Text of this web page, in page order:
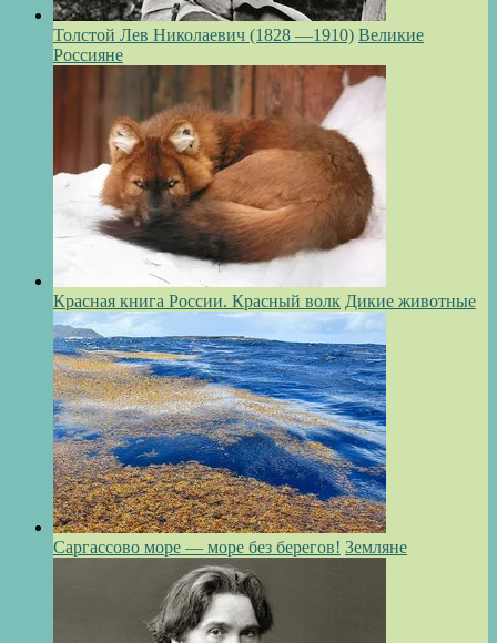
Толстой Лев Николаевич (1828 —1910) Великие
Россияне
Красная книга России. Красный волк Дикие животные
Саргассово море — море без берегов! Земляне